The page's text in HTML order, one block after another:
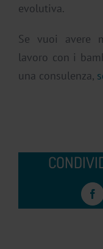
evolutiva.
Se vuoi avere
lavoro con i
una consulenza,